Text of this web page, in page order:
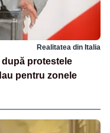
Realitatea din Italia
după protestele
pentru zonele